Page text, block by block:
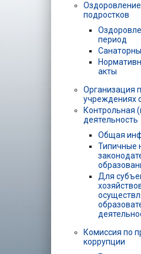
подростков
период
акты
Организация
учреждениях
Контрольная
деятельность
Общая
Типичные
Для
Комиссия по
коррупции